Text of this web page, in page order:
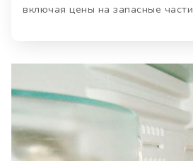
включая цены на запасные части